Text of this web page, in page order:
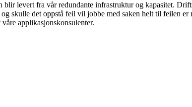
levert fra vår redundante infrastruktur og kapasitet.
skulle det oppstå feil vil jobbe med saken helt til feilen
applikasjonskonsulenter.